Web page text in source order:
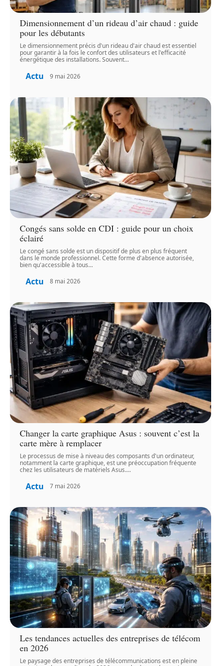
Dimensionnement d’un rideau d’air chaud : guide
pour les débutants
Le dimensionnement précis d'un rideau d'air chaud est essentiel
pour garantir à la fois le confort des utilisateurs et l'efficacité
énergétique des installations. Souvent…
Actu 9 mai 2026
Congés sans solde en CDI : guide pour un choix
éclairé
Le congé sans solde est un dispositif de plus en plus fréquent
dans le monde professionnel. Cette forme d'absence autorisée,
bien qu'accessible à tous…
Actu 8 mai 2026
Changer la carte graphique Asus : souvent c’est la
carte mère à remplacer
Le processus de mise à niveau des composants d'un ordinateur,
notamment la carte graphique, est une préoccupation fréquente
chez les utilisateurs de matériels Asus.…
Actu 7 mai 2026
Les tendances actuelles des entreprises de télécom
en 2026
Le paysage des entreprises de télécommunications est en pleine